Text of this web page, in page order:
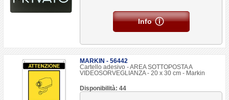
Info
MARKIN - 56442
Cartello adesivo - AREA SOTTOPOSTA A
VIDEOSORVEGLIANZA - 20 x 30 cm - Markin
Disponibilità: 44